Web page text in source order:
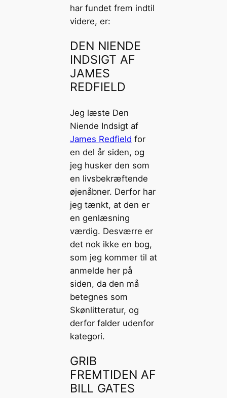
har fundet frem indtil
videre, er:
DEN NIENDE
INDSIGT AF
JAMES
REDFIELD
Jeg læste Den
Niende Indsigt af
James Redfield for
en del år siden, og
jeg husker den som
en livsbekræftende
øjenåbner. Derfor har
jeg tænkt, at den er
en genlæsning
værdig. Desværre er
det nok ikke en bog,
som jeg kommer til at
anmelde her på
siden, da den må
betegnes som
Skønlitteratur, og
derfor falder udenfor
kategori.
GRIB
FREMTIDEN AF
BILL GATES